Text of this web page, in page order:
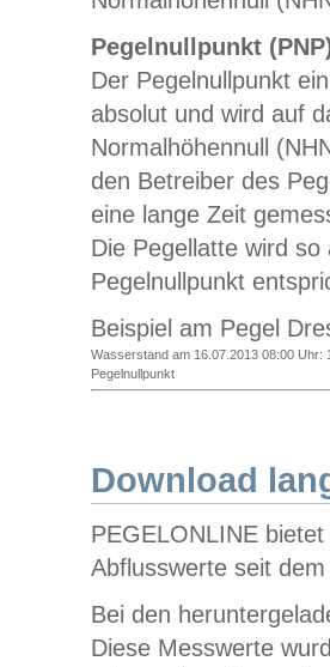
Pegelnullpunkt
Der Pegelnullpunkt
absolut und wird auf
Normalhöhennull
den Betreiber des
eine lange Zeit
Die Pegellatte wird
Pegelnullpunkt
Beispiel am Pegel
Wasserstand am 16.07.2013 08:00 Uhr:
Pegelnullpunkt
Download
PEGELONLINE
Abflusswerte seit
Bei den
Diese Messwerte